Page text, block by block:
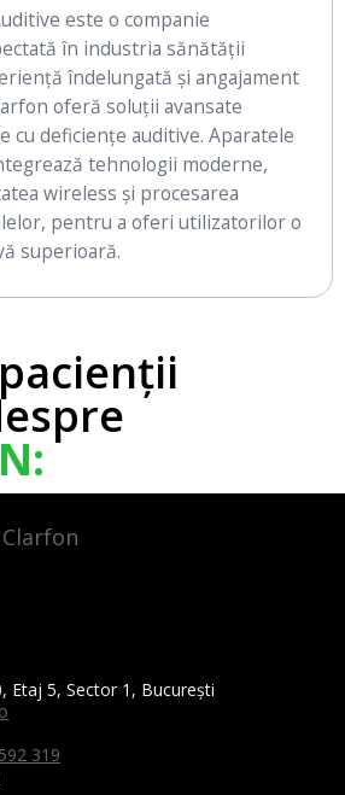
este o companie
în industria sănătății
îndelungată și angajament
oferă soluții avansate
cu deficiențe auditive. Aparatele
tehnologii moderne,
wireless și procesarea
pentru a oferi utilizatorilor o
superioară.
Etaj 5, Sector 1, București
319